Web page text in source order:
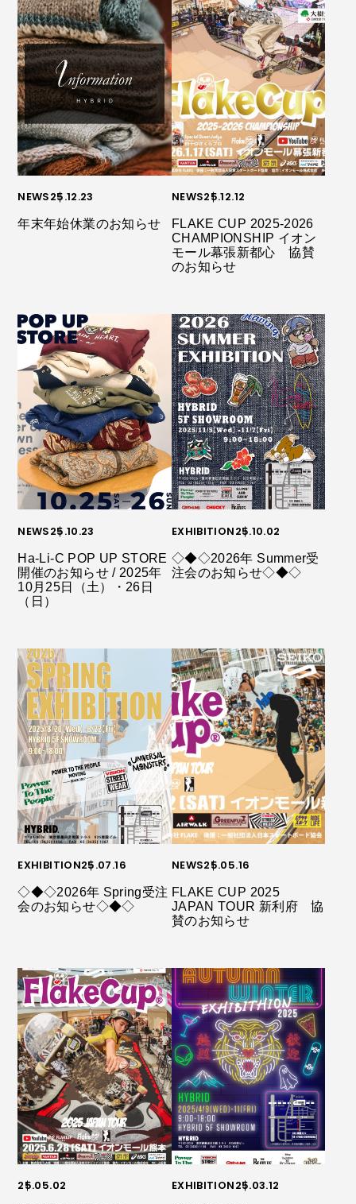
NEWS25.12.23
年末年始休業のお知らせ
NEWS25.12.12
FLAKE CUP 2025-2026
CHAMPIONSHIP イオン
モール幕張新都心 協賛
のお知らせ
NEWS25.10.23
Ha-Li-C POP UP STORE
開催のお知らせ / 2025年
10月25日（土）・26日
（日）
EXHIBITION25.10.02
◇◆◇2026年 Summer受
注会のお知らせ◇◆◇
EXHIBITION25.07.16
◇◆◇2026年 Spring受注
会のお知らせ◇◆◇
NEWS25.05.16
FLAKE CUP 2025
JAPAN TOUR 新利府 協
賛のお知らせ
25.05.02 EXHIBITION25.03.12